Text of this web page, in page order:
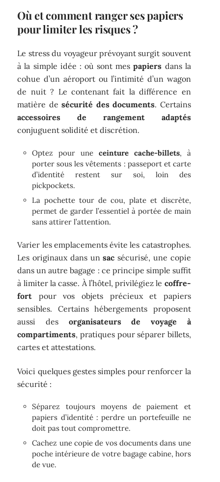
Où et comment ranger ses papiers
pour limiter les risques ?
Le stress du voyageur prévoyant surgit souvent
à la simple idée : où sont mespapiers dans la
cohue d’un aéroport ou l’intimité d’un wagon
de nuit ? Le contenant fait la différence en
matière desécurité des documents. Certains
accessoires de rangement adaptés
conjuguent solidité et discrétion.
Optez pour une ceinture cache-billets, à
porter sous les vêtements : passeport et carte
d’identité restent sur soi, loin des
pickpockets.
La pochette tour de cou, plate et discrète,
permet de garder l’essentiel à portée de main
sans attirer l’attention.
Varier les emplacements évite les catastrophes.
Les originaux dans unsac sécurisé, une copie
dans un autre bagage : ce principe simple suffit
à limiter la casse. À l’hôtel, privilégiez le coffre-
fort pour vos objets précieux et papiers
sensibles. Certains hébergements proposent
aussi des organisateurs de voyage à
compartiments, pratiques pour séparer billets,
cartes et attestations.
Voici quelques gestes simples pour renforcer la
sécurité :
Séparez toujours moyens de paiement et
papiers d’identité : perdre un portefeuille ne
doit pas tout compromettre.
Cachez une copie de vos documents dans une
poche intérieure de votre bagage cabine, hors
de vue.